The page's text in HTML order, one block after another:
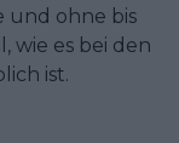
und ohne bis
wie es bei den
ist.